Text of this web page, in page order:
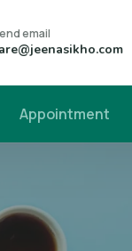
email
Appointment